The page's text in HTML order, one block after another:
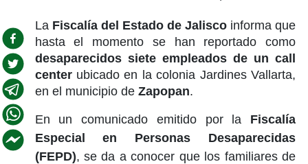
La Fiscalía del Estado de Jalisco informa que
hasta el momento se han reportado como
desaparecidos siete empleados de un call
centerubicado en la colonia Jardines Vallarta,
en el municipio de Zapopan.
En un comunicado emitido por la Fiscalía
Especial en Personas Desaparecidas
(FEPD), se da a conocer que los familiares de